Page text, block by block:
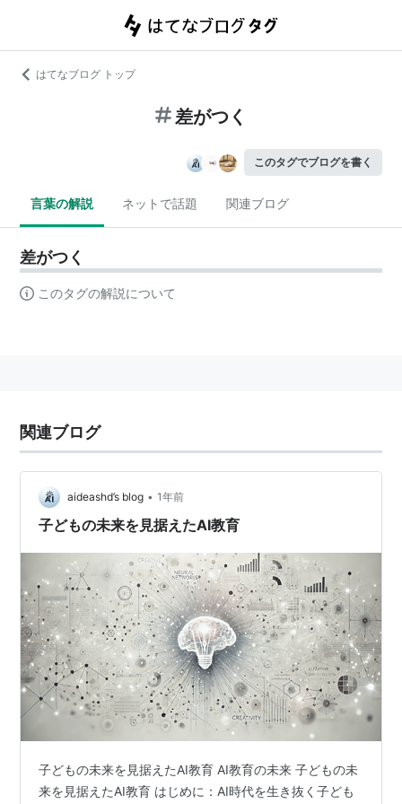
はてなブログ トップ
差がつく
このタグでブログを書く
言葉の解説 ネットで話題 関連ブログ
差がつく
このタグの解説について
関連ブログ
aideashd’s blog • 1年前
子どもの未来を見据えたAI教育
子どもの未来を見据えたAI教育 AI教育の未来 子どもの未
来を見据えたAI教育 はじめに：AI時代を生き抜く子ども